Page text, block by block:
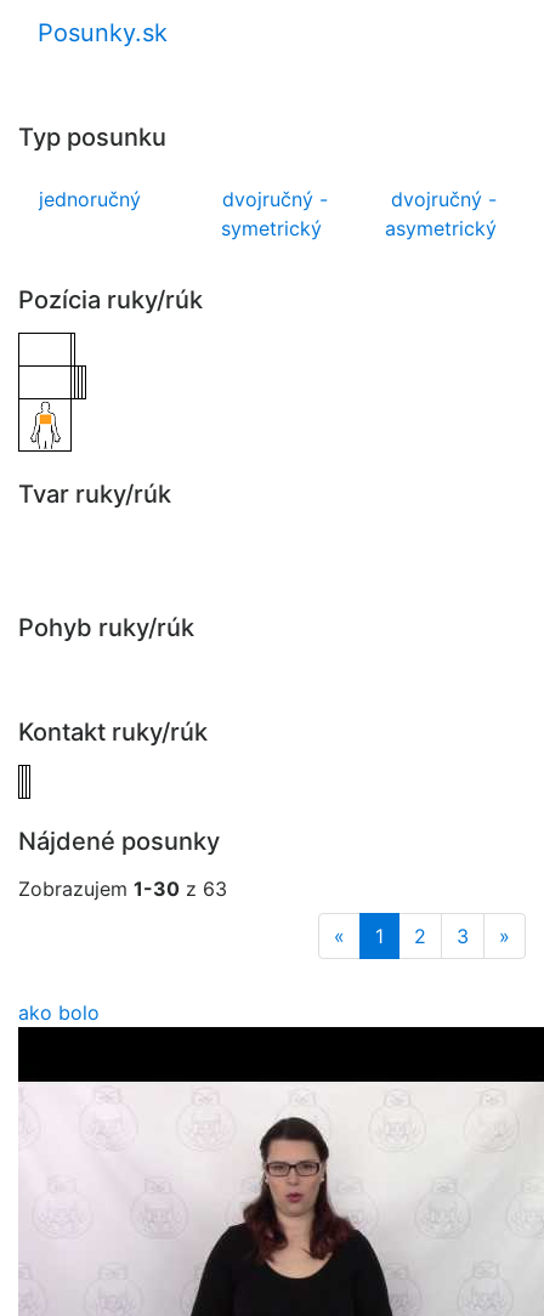
Posunky.sk
Typ posunku
jednoručný
dvojručný -
symetrický
dvojručný -
asymetrický
Pozícia ruky/rúk
Tvar ruky/rúk
Pohyb ruky/rúk
Kontakt ruky/rúk
Nájdené posunky
Zobrazujem 1-30 z 63
«
1 2 3 »
ako bolo